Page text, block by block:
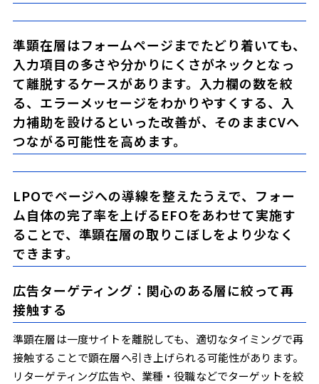
準顕在層はフォームページまでたどり着いても、
入力項目の多さや分かりにくさがネックとなっ
て離脱するケースがあります。入力欄の数を絞
る、エラーメッセージをわかりやすくする、入
力補助を設けるといった改善が、そのままCVへ
つながる可能性を高めます。
LPOでページへの導線を整えたうえで、フォー
ム自体の完了率を上げるEFOをあわせて実施す
ることで、準顕在層の取りこぼしをより少なく
できます。
広告ターゲティング：関心のある層に絞って再
接触する
準顕在層は一度サイトを離脱しても、適切なタイミングで再
接触することで顕在層へ引き上げられる可能性があります。
リターゲティング広告や、業種・役職などでターゲットを絞